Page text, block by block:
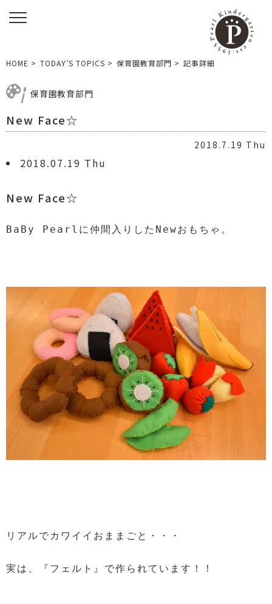
HOME > TODAY’S TOPICS > 保育園教育部門 > 記事詳細
保育園教育部門
New Face☆
2018.7.19 Thu
2018.07.19 Thu
New Face☆
BaBy Pearlに仲間入りしたNewおもちゃ。
リアルでカワイイおままごと・・・
実は、『フェルト』で作られています！！